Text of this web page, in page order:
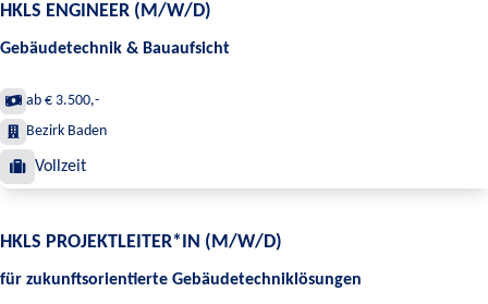
HKLS ENGINEER (M/W/D)
Gebäudetechnik & Bauaufsicht
ab € 3.500,-
Bezirk Baden
Vollzeit
HKLS PROJEKTLEITER*IN (M/W/D)
für zukunftsorientierte Gebäudetechniklösungen